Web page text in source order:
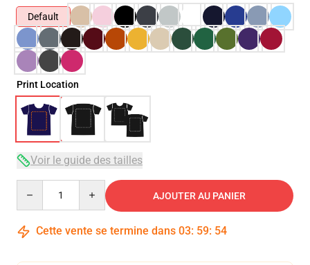
Default
Print Location
Voir le guide des tailles
AJOUTER AU PANIER
Cette vente se termine dans 03: 59: 54